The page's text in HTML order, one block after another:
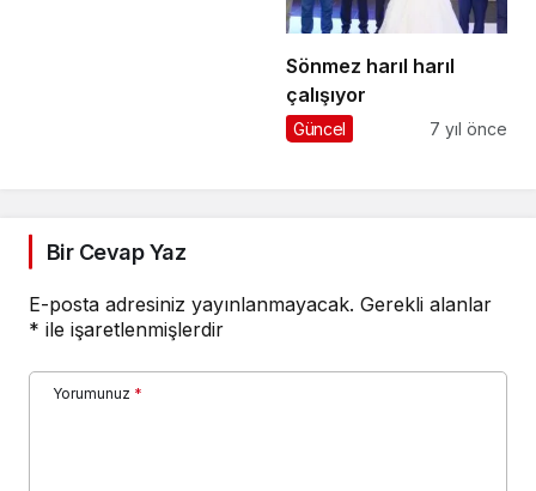
Sönmez harıl harıl
çalışıyor
Güncel 7 yıl önce
Bir Cevap Yaz
E-posta adresiniz yayınlanmayacak. Gerekli alanlar
* ile işaretlenmişlerdir
Yorumunuz *